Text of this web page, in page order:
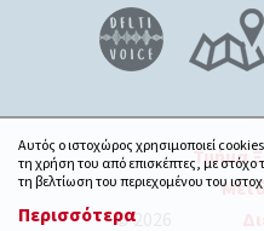
© 2026
Τμήμα
Αυτός ο ιστοχώρος χρησιμοποιεί
τη χρήση του από επισκέπτες, με
τη βελτίωση του περιεχομένου του
Περισσότερα